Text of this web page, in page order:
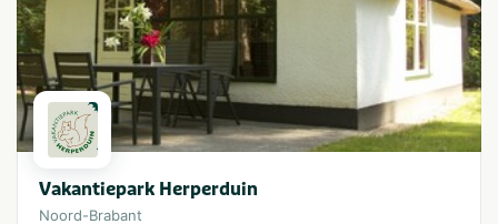
Vakantiepark Herperduin
Noord-Brabant